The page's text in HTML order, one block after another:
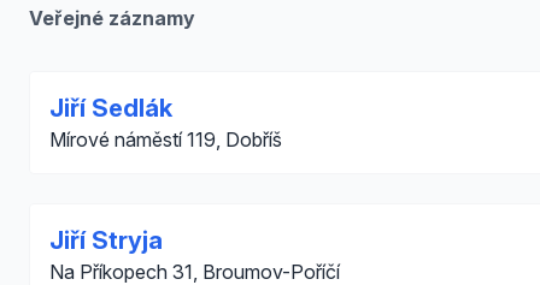
Veřejné záznamy
Jiří Sedlák
Mírové náměstí 119, Dobříš
Jiří Stryja
Na Příkopech 31, Broumov-Poříčí